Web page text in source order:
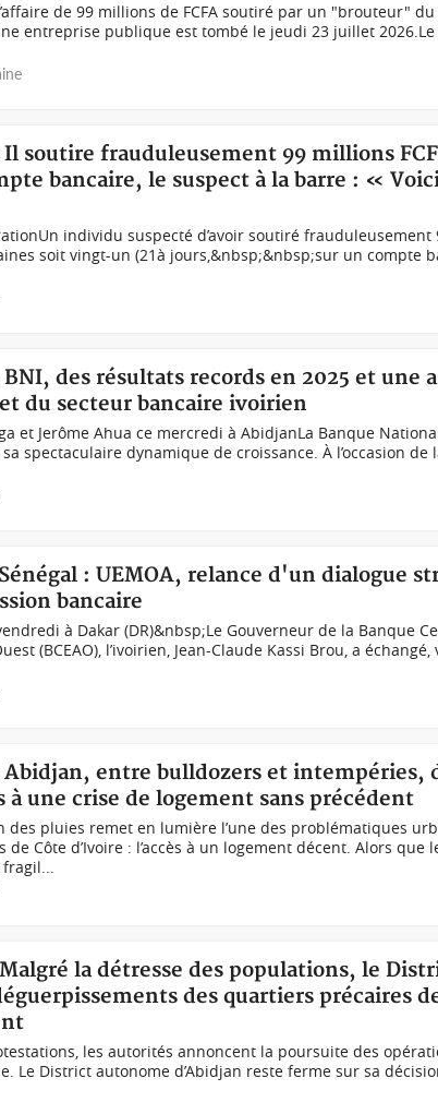
de 99 millions de FCFA soutiré par un "brouteur"
entreprise publique est tombé le jeudi 23 juillet
soutire frauduleusement 99 millions
bancaire, le suspect à la barre : «
individu suspecté d’avoir soutiré frauduleusement
soit vingt-un (21à jours,&nbsp;&nbsp;sur un compte
des résultats records en 2025 et une
du secteur bancaire ivoirien
et Jerôme Ahua ce mercredi à AbidjanLa Banque
spectaculaire dynamique de croissance. À l’occasion
: UEMOA, relance d'un dialogue
bancaire
à Dakar (DR)&nbsp;Le Gouverneur de la Banque
(BCEAO), l’ivoirien, Jean-Claude Kassi Brou, a
entre bulldozers et intempéries,
une crise de logement sans précédent
des pluies remet en lumière l’une des problématiques
de Côte d’Ivoire : l’accès à un logement décent. Alors que
la détresse des populations, le
des quartiers précaires
les autorités annoncent la poursuite des
Le District autonome d’Abidjan reste ferme sur sa